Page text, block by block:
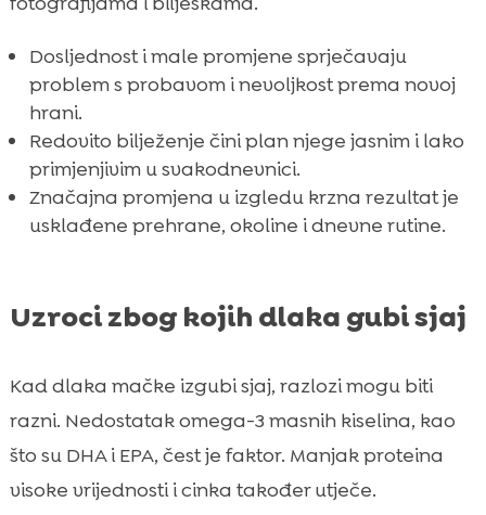
Dosljednost i male promjene sprječavaju
problem s probavom i nevoljkost prema novoj
hrani.
Redovito bilježenje čini plan njege jasnim i lako
primjenjivim u svakodnevnici.
Značajna promjena u izgledu krzna rezultat je
usklađene prehrane, okoline i dnevne rutine.
Uzroci zbog kojih dlaka gubi sjaj
Kad dlaka mačke izgubi sjaj, razlozi mogu biti
razni. Nedostatak omega-3 masnih kiselina, kao
što su DHA i EPA, čest je faktor. Manjak proteina
visoke vrijednosti i cinka također utječe.